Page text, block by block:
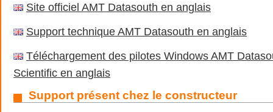
Site officiel AMT Datasouth en anglais
Support technique AMT Datasouth en anglais
Téléchargement des pilotes Windows AMT
Scientific en anglais
Support présent chez le constructeur